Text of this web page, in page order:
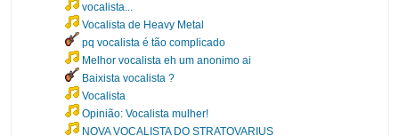
vocalista...
Vocalista de Heavy Metal
pq vocalista é tão complicado
Melhor vocalista eh um anonimo ai
Baixista vocalista ?
Vocalista
Opinião: Vocalista mulher!
NOVA VOCALISTA DO STRATOVARIUS